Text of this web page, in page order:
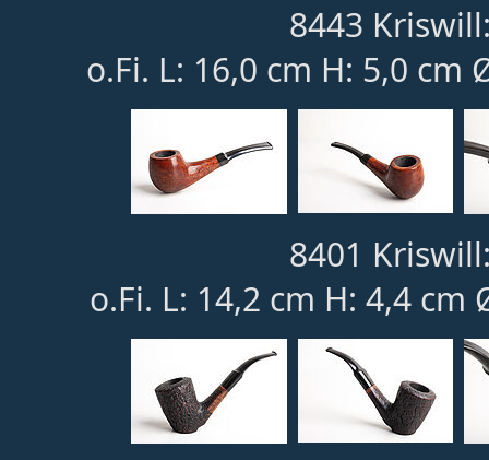
8443
o.Fi. L: 16,0 cm H: 5,0 cm
8401
o.Fi. L: 14,2 cm H: 4,4 cm